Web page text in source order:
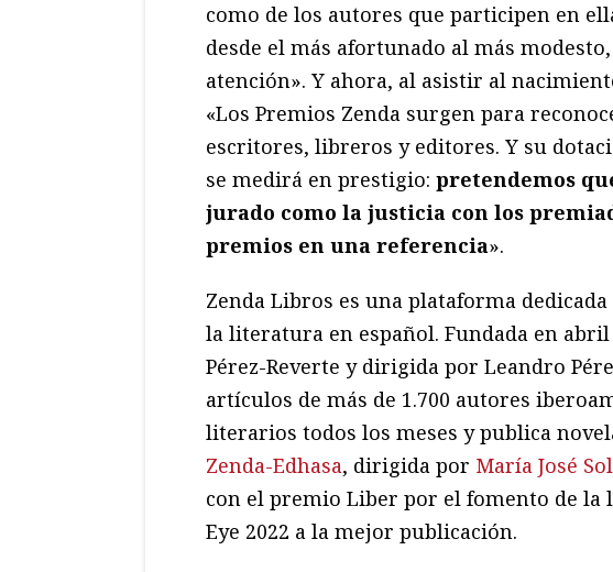
como de los autores que participen en
desde el más afortunado al más
atención». Y ahora, al asistir al
«Los Premios Zenda surgen para
escritores, libreros y editores. Y su
se medirá en prestigio: pretendemos
jurado como la justicia con los
premios en una referencia».
Zenda Libros es una plataforma
la literatura en español. Fundada en
Pérez-Reverte y dirigida por Leandro
artículos de más de 1.700 autores
literarios todos los meses y publica
Zenda-Edhasa, dirigida por María José
con el premio Liber por el fomento de la
Eye 2022 a la mejor publicación.